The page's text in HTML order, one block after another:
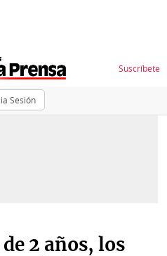
Sesión
Suscríbete
2 años, los